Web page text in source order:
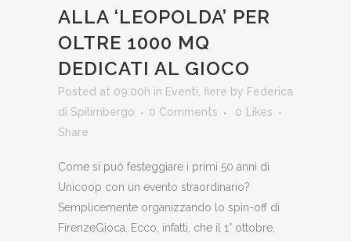
ALLA ‘LEOPOLDA’ PER
OLTRE 1000 MQ
DEDICATI AL GIOCO
Posted at 09:00h in Eventi, fiere by Federica
di Spilimbergo
0 Comments 0 Likes
Share
Come si può festeggiare i primi 50 anni di
Unicoop con un evento straordinario?
Semplicemente organizzando lo spin-off di
FirenzeGioca. Ecco, infatti, che il 1° ottobre,